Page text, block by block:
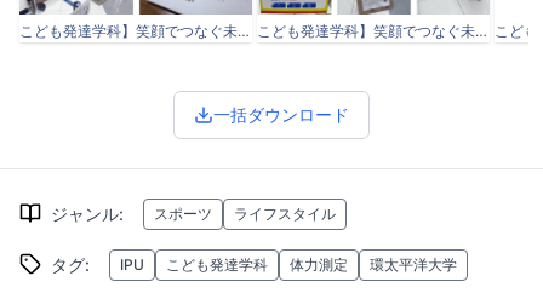
こども発達学科】笑顔でつなぐ未来-―-IPU×SDGsフェスタ-運動で広がる健康の輪-IPU-環太平洋大学-09-05-2025_09_39_AM.png こども発達学科】笑顔でつなぐ未来-―-IPU×SDGsフェスタ-運動で広がる健康の輪-IPU-環太平洋大学-09-05-2025_09_49_AM.png
一括ダウンロード
ジャンル: スポーツ ライフスタイル
タグ: IPU こども発達学科 体力測定 環太平洋大学